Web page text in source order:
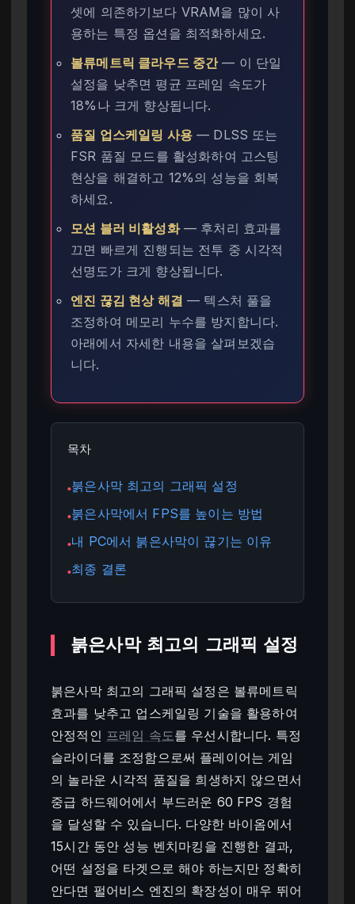
셋에 의존하기보다 VRAM을 많이 사
용하는 특정 옵션을 최적화하세요.
볼류메트릭 클라우드 중간— 이 단일
설정을 낮추면 평균 프레임 속도가
18%나 크게 향상됩니다.
품질 업스케일링 사용— DLSS 또는
FSR 품질 모드를 활성화하여 고스팅
현상을 해결하고 12%의 성능을 회복
하세요.
모션 블러 비활성화— 후처리 효과를
끄면 빠르게 진행되는 전투 중 시각적
선명도가 크게 향상됩니다.
엔진 끊김 현상 해결 — 텍스처 풀을
조정하여 메모리 누수를 방지합니다.
아래에서 자세한 내용을 살펴보겠습
니다.
목차
●붉은사막 최고의 그래픽 설정
●붉은사막에서 FPS를 높이는 방법
●내 PC에서 붉은사막이 끊기는 이유
●최종 결론
붉은사막 최고의 그래픽 설정
붉은사막 최고의 그래픽 설정은 볼류메트릭
효과를 낮추고 업스케일링 기술을 활용하여
안정적인 프레임 속도를 우선시합니다. 특정
슬라이더를 조정함으로써 플레이어는 게임
의 놀라운 시각적 품질을 희생하지 않으면서
중급 하드웨어에서 부드러운 60 FPS 경험
을 달성할 수 있습니다. 다양한 바이옴에서
15시간 동안 성능 벤치마킹을 진행한 결과,
어떤 설정을 타겟으로 해야 하는지만 정확히
안다면 펄어비스 엔진의 확장성이 매우 뛰어